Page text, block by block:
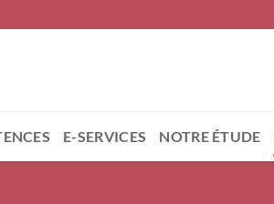
E-SERVICES NOTRE ÉTUDE